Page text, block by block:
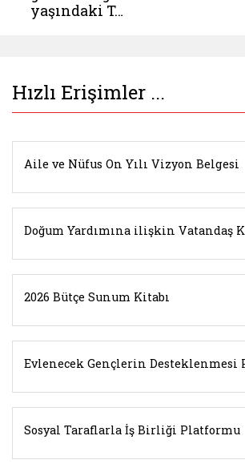
yaşındaki T…
Hızlı Erişimler ...
Aile ve Nüfus On Yılı Vizyon Belgesi
Doğum Yardımına ilişkin Vatandaş
2026 Bütçe Sunum Kitabı
Evlenecek Gençlerin Desteklenmesi
Sosyal Taraflarla İş Birliği Platformu